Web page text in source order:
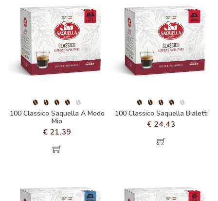
100 Classico Saquella A Modo
Mio
€ 21,39
100 Classico Saquella Bialetti
€ 24,43